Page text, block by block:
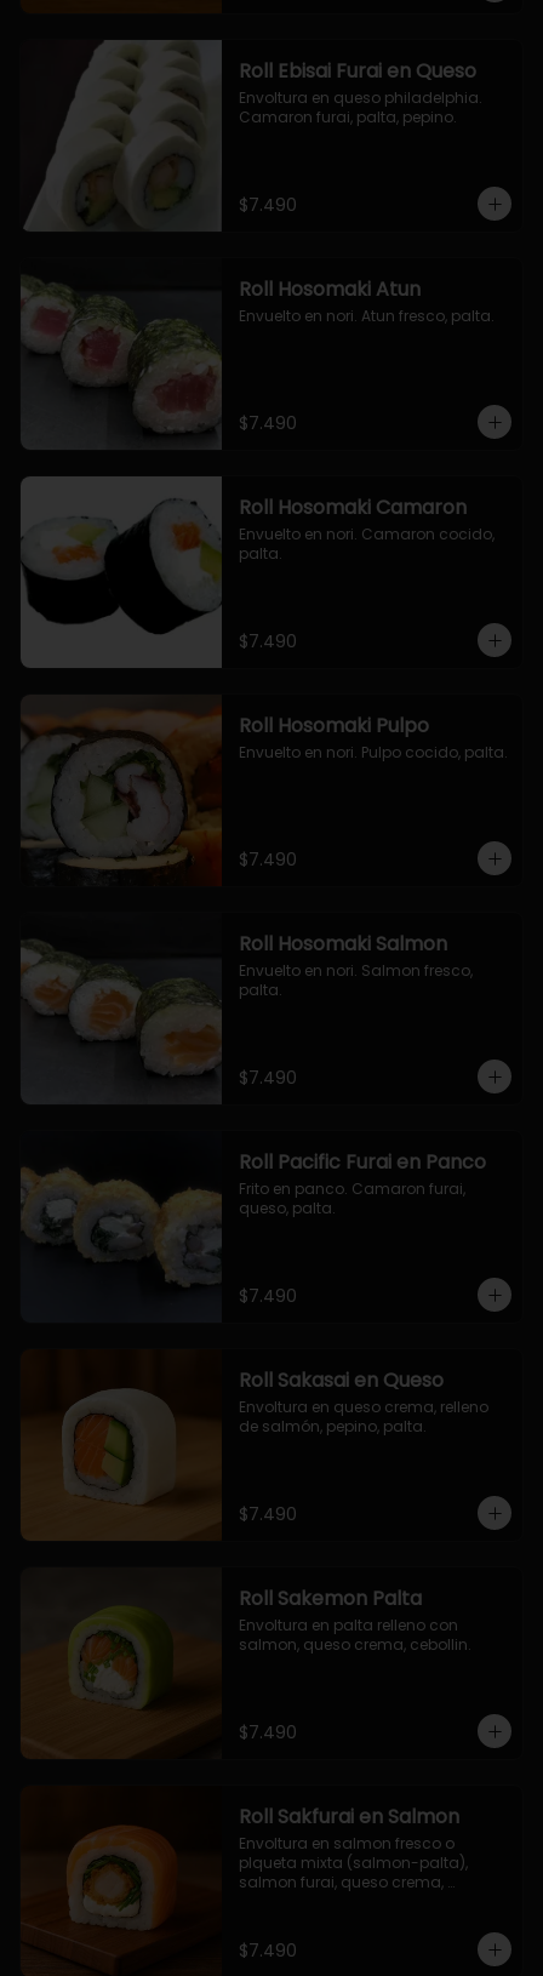
Roll Ebisai Furai en Queso
Envoltura en queso philadelphia.
Camaron furai, palta, pepino.
$7.490
Roll Hosomaki Atun
Envuelto en nori. Atun fresco, palta.
$7.490
Roll Hosomaki Camaron
Envuelto en nori. Camaron cocido,
palta.
$7.490
Roll Hosomaki Pulpo
Envuelto en nori. Pulpo cocido, palta.
$7.490
Roll Hosomaki Salmon
Envuelto en nori. Salmon fresco,
palta.
$7.490
Roll Pacific Furai en Panco
Frito en panco. Camaron furai,
queso, palta.
$7.490
Roll Sakasai en Queso
Envoltura en queso crema, relleno
de salmón, pepino, palta.
$7.490
Roll Sakemon Palta
Envoltura en palta relleno con
salmon, queso crema, cebollin.
$7.490
Roll Sakfurai en Salmon
Envoltura en salmon fresco o
plqueta mixta (salmon-palta),
salmon furai, queso crema,
$7.490